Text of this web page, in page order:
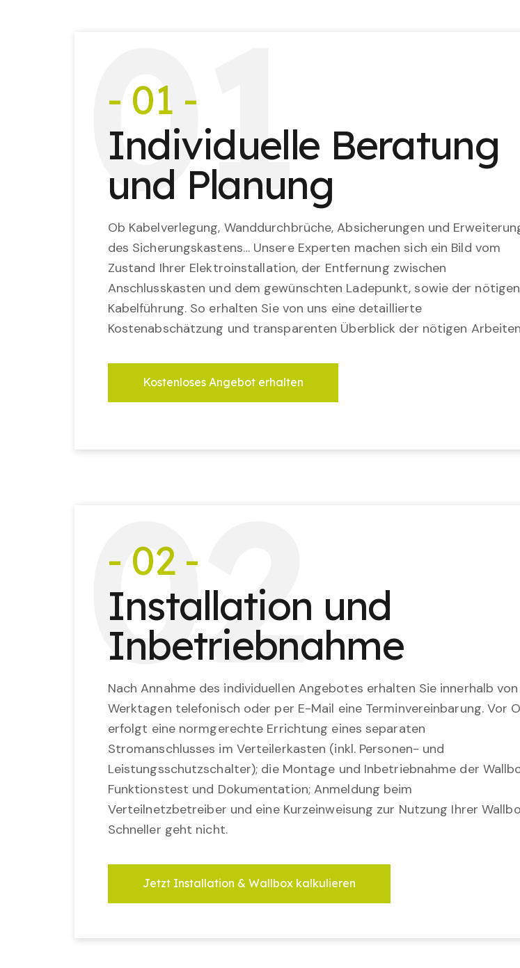
01
- 01 -
Individuelle Beratung
und Planung
Ob Kabelverlegung, Wanddurchbrüche, Absicherungen und
des Sicherungskastens… Unsere Experten machen sich ein Bild vom
Zustand Ihrer Elektroinstallation, der Entfernung zwischen
Anschlusskasten und dem gewünschten Ladepunkt, sowie der nötigen
Kabelführung. So erhalten Sie von uns eine detaillierte
Kostenabschätzung und transparenten Überblick der nötigen
Kostenloses Angebot erhalten
02
- 02 -
Installation und
Inbetriebnahme
Nach Annahme des individuellen Angebotes erhalten Sie innerhalb
Werktagen telefonisch oder per E-Mail eine Terminvereinbarung. Vor
erfolgt eine normgerechte Errichtung eines separaten
Stromanschlusses im Verteilerkasten (inkl. Personen- und
Leistungsschutzschalter); die Montage und Inbetriebnahme der
Funktionstest und Dokumentation; Anmeldung beim
Verteilnetzbetreiber und eine Kurzeinweisung zur Nutzung Ihrer
Schneller geht nicht.
Jetzt Installation & Wallbox kalkulieren